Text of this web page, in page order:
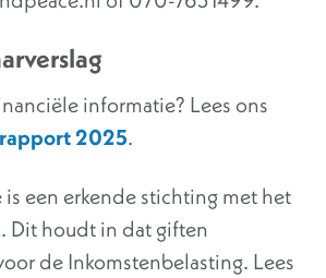
informatie? Lees ons
2025.
is een erkende stichting met het
Dit houdt in dat giften
de Inkomstenbelasting. Lees